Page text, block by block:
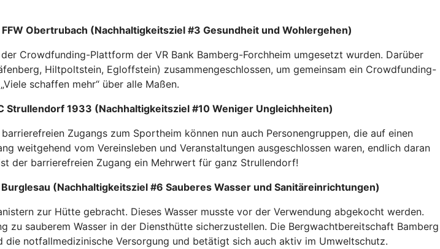
Obertrubach (Nachhaltigkeitsziel #3 Gesundheit und Wohlergehen)
Crowdfunding-Plattform der VR Bank Bamberg-Forchheim umgesetzt wurden. Darüber
Hiltpoltstein, Egloffstein) zusammengeschlossen, um gemeinsam ein Crowdfunding-
schaffen mehr“ über alle Maßen.
1933 (Nachhaltigkeitsziel #10 Weniger Ungleichheiten)
Zugangs zum Sportheim können nun auch Personengruppen, die auf einen
weitgehend vom Vereinsleben und Veranstaltungen ausgeschlossen waren, endlich daran
der barrierefreien Zugang ein Mehrwert für ganz Strullendorf!
(Nachhaltigkeitsziel #6 Sauberes Wasser und Sanitäreinrichtungen)
zur Hütte gebracht. Dieses Wasser musste vor der Verwendung abgekocht werden.
sauberem Wasser in der Diensthütte sicherzustellen. Die Bergwachtbereitschaft Bamberg
notfallmedizinische Versorgung und betätigt sich auch aktiv im Umweltschutz.